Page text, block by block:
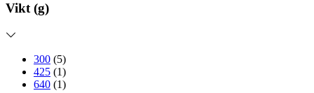
Vikt (g)
300 (5)
425 (1)
640 (1)